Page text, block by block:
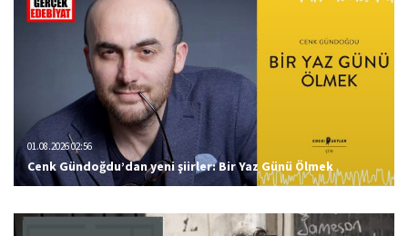
01.08.2026 02:56
Cenk Gündoğdu’dan yeni şiirler: Bir Yaz Günü Ölmek